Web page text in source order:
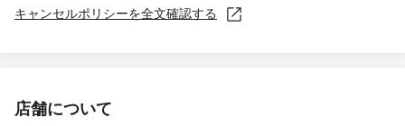
キャンセルポリシーを全文確認する
店舗について